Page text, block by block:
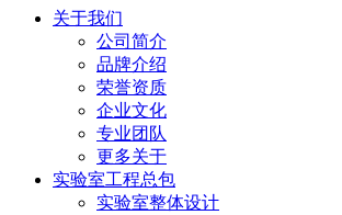
关于我们
公司简介
品牌介绍
荣誉资质
企业文化
专业团队
更多关于
实验室工程总包
实验室整体设计